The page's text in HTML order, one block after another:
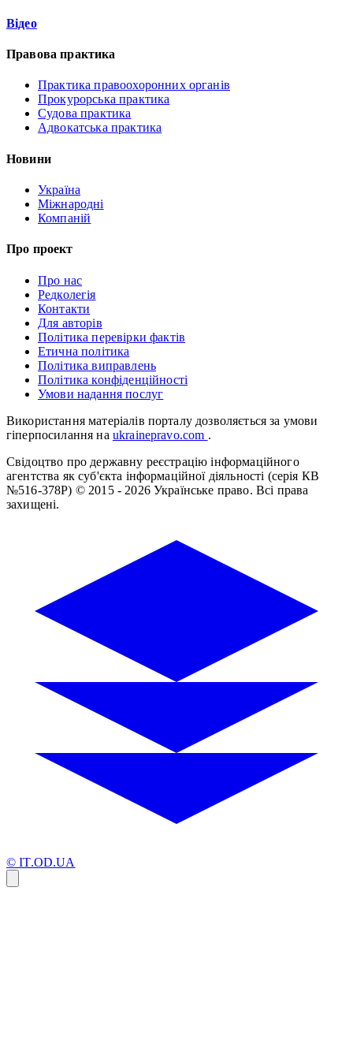
Відео
Правова практика
Практика правоохоронних органів
Прокурорська практика
Судова практика
Адвокатська практика
Новини
Україна
Міжнародні
Компаній
Про проект
Про нас
Редколегія
Контакти
Для авторів
Політика перевірки фактів
Етична політика
Політика виправлень
Політика конфіденційності
Умови надання послуг
Використання матеріалів порталу дозволяється за умови
гіперпосилання на ukrainepravo.com .
Свідоцтво про державну реєстрацію інформаційного
агентства як суб'єкта інформаційної діяльності (серія КВ
№516-378Р) © 2015 - 2026 Українське право. Всі права
захищені.
© IT.OD.UA